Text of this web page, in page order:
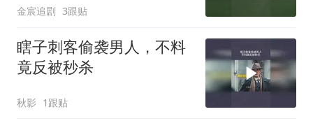
金宸追剧 3跟贴
瞎子刺客偷袭男人，不料
竟反被秒杀
秋影 1跟贴